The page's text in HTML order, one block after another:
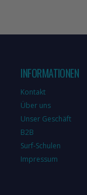
INFORMATIONEN
Kontakt
Über uns
Unser Geschäft
B2B
Surf-Schulen
Impressum